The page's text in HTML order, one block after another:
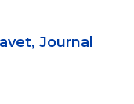
Journal